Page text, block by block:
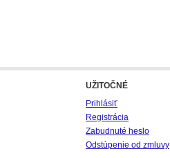
UŽITOČNÉ
Prihlásiť
Registrácia
Zabudnuté heslo
Odstúpenie od zmluvy